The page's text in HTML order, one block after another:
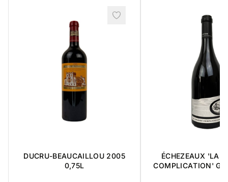
DUCRU-BEAUCAILLOU 2005
0,75L
ÉCHEZEAUX 'LA
COMPLICATION'